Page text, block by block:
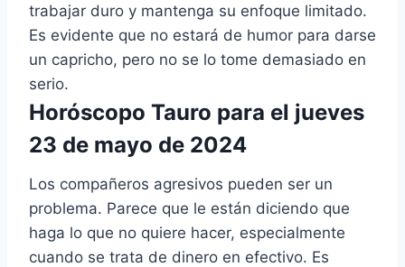
trabajar duro y mantenga su enfoque limitado.
Es evidente que no estará de humor para darse
un capricho, pero no se lo tome demasiado en
serio.
Horóscopo Tauro para el jueves
23 de mayo de 2024
Los compañeros agresivos pueden ser un
problema. Parece que le están diciendo que
haga lo que no quiere hacer, especialmente
cuando se trata de dinero en efectivo. Es